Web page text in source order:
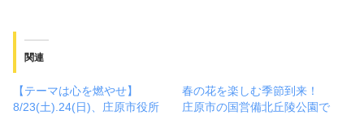
関連
【テーマは心を燃やせ】
8/23(土).24(日)、庄原市役所
春の花を楽しむ季節到来！
庄原市の国営備北丘陵公園で